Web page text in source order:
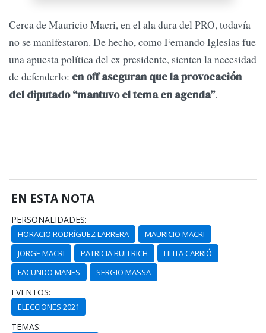
Cerca de Mauricio Macri, en el ala dura del PRO, todavía
no se manifestaron. De hecho, como Fernando Iglesias fue
una apuesta política del ex presidente, sienten la necesidad
de defenderlo: en off aseguran que la provocación
del diputado “mantuvo el tema en agenda”.
EN ESTA NOTA
PERSONALIDADES:
HORACIO RODRÍGUEZ LARRERA
MAURICIO MACRI
JORGE MACRI
PATRICIA BULLRICH
LILITA CARRIÓ
FACUNDO MANES
SERGIO MASSA
EVENTOS:
ELECCIONES 2021
TEMAS: